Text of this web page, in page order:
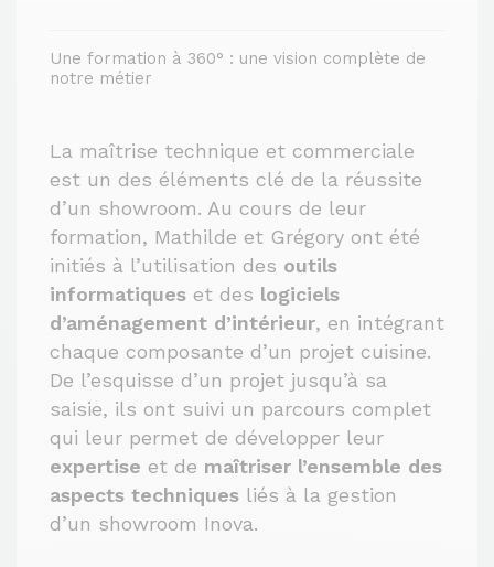
Une formation à 360° : une vision complète de
notre métier
La maîtrise technique et commerciale
est un des éléments clé de la réussite
d’un showroom. Au cours de leur
formation, Mathilde et Grégory ont été
initiés à l’utilisation des outils
informatiques et des logiciels
d’aménagement d’intérieur, en intégrant
chaque composante d’un projet cuisine.
De l’esquisse d’un projet jusqu’à sa
saisie, ils ont suivi un parcours complet
qui leur permet de développer leur
expertise et de maîtriser l’ensemble des
aspects techniques liés à la gestion
d’un showroom Inova.